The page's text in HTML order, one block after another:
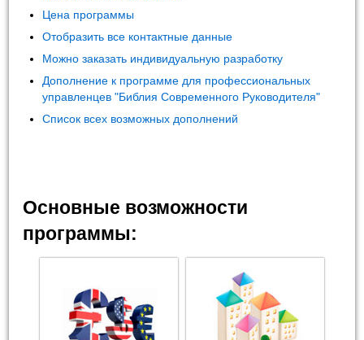
Цена программы
Отобразить все контактные данные
Можно заказать индивидуальную разработку
Дополнение к программе для профессиональных
управленцев "Библия Современного Руководителя"
Список всех возможных дополнений
Основные возможности
программы: